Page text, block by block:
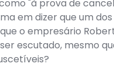
"à prova de
em dizer que um
o empresário
escutado, mesmo